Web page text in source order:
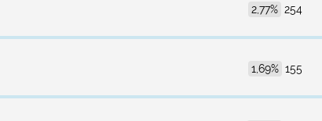
2,77% 254
1,69% 155